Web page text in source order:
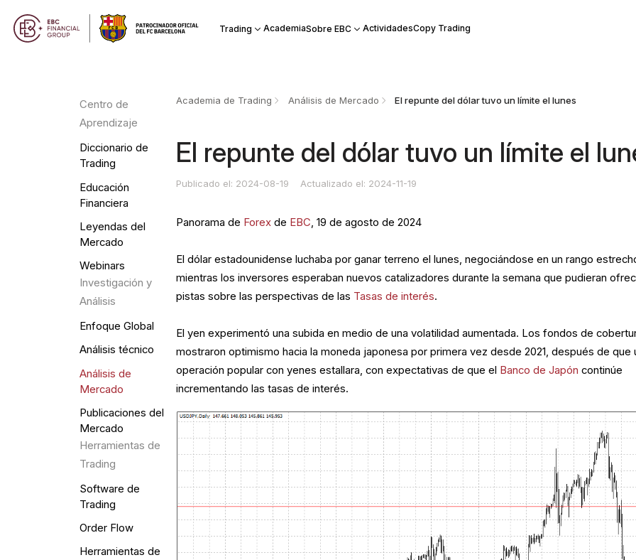
Trading AcademiaSobre EBC ActividadesCopy Trading
Centro de
Aprendizaje
Diccionario de
Trading
Educación
Financiera
Leyendas del
Mercado
Webinars
Investigación y
Análisis
Enfoque Global
Análisis técnico
Análisis de
Mercado
Publicaciones del
Mercado
Herramientas de
Trading
Software de
Trading
Order Flow
Herramientas de
Academia de Trading Análisis de Mercado El repunte del dólar tuvo un límite el lunes
El repunte del dólar tuvo un límite el
Publicado el: 2024-08-19 Actualizado el: 2024-11-19
Panorama de Forex de EBC , 19 de agosto de 2024
El dólar estadounidense luchaba por ganar terreno el lunes, negociándose en un rango
mientras los inversores esperaban nuevos catalizadores durante la semana que pudieran
pistas sobre las perspectivas de las Tasas de interés.
El yen experimentó una subida en medio de una volatilidad aumentada. Los fondos de
mostraron optimismo hacia la moneda japonesa por primera vez desde 2021, después de que
operación popular con yenes estallara, con expectativas de que el Banco de Japón continúe
incrementando las tasas de interés.